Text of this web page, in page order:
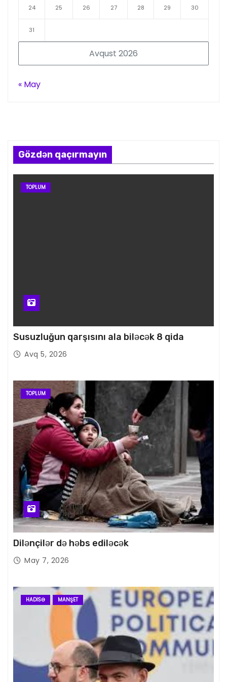
Avqust 2026
24 25 26 27 28 29 30
31
« May
Gözdən qaçırmayın
TOPLUM
Susuzluğun qarşısını ala biləcək 8 qida
Avq 5, 2026
TOPLUM
Dilənçilər də həbs ediləcək
May 7, 2026
HADISƏ MANŞET